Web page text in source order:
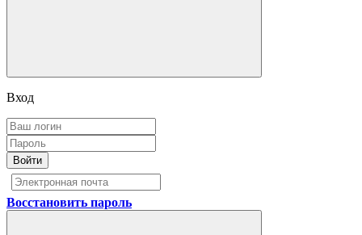
Вход
Войти
Восстановить пароль